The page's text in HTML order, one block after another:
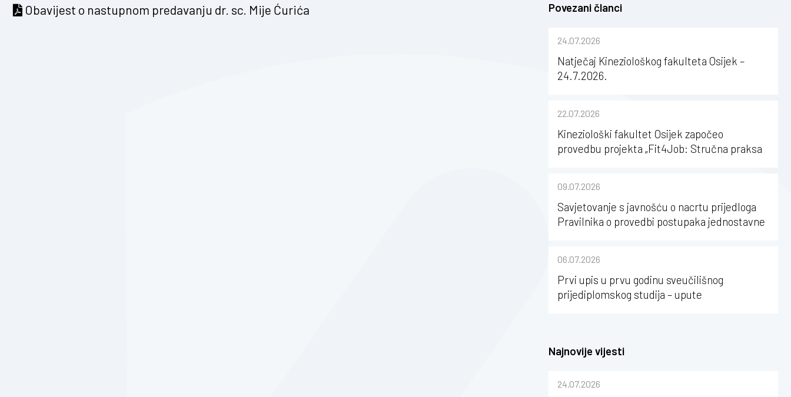
Obavijest o nastupnom predavanju dr. sc. Mije Ćurića Povezani članci
24.07.2026
Natječaj Kineziološkog fakulteta Osijek –
24.7.2026.
22.07.2026
Kineziološki fakultet Osijek započeo
provedbu projekta „Fit4Job: Stručna praksa
09.07.2026
Savjetovanje s javnošću o nacrtu prijedloga
Pravilnika o provedbi postupaka jednostavne
Strossmayera u Osijeku
06.07.2026
Prvi upis u prvu godinu sveučilišnog
prijediplomskog studija – upute
Najnovije vijesti
24.07.2026